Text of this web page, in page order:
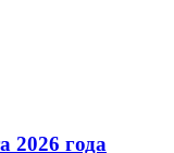
2026 года